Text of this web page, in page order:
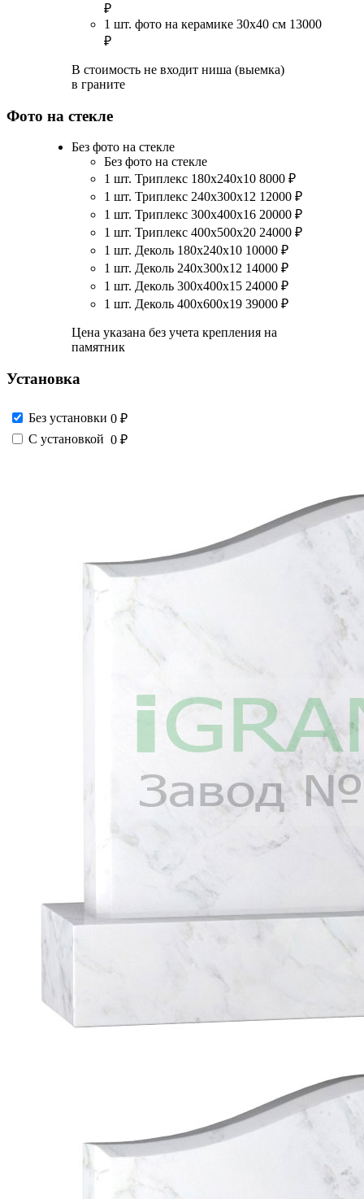
₽
1 шт. фото на керамике 30х40 см 13000
₽
В стоимость не входит ниша (выемка)
в граните
Фото на стекле
Без фото на стекле
Без фото на стекле
1 шт. Триплекс 180х240х10 8000 ₽
1 шт. Триплекс 240х300х12 12000 ₽
1 шт. Триплекс 300х400х16 20000 ₽
1 шт. Триплекс 400х500х20 24000 ₽
1 шт. Деколь 180х240х10 10000 ₽
1 шт. Деколь 240х300х12 14000 ₽
1 шт. Деколь 300х400х15 24000 ₽
1 шт. Деколь 400х600х19 39000 ₽
Цена указана без учета крепления на
памятник
Установка
Без установки 0 ₽
С установкой 0 ₽